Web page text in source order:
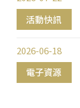
活動快訊
電子資源
2026-06-18